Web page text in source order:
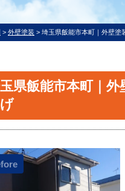
> 外壁塗装 > 埼玉県飯能市本町｜外壁塗
県飯能市本町｜